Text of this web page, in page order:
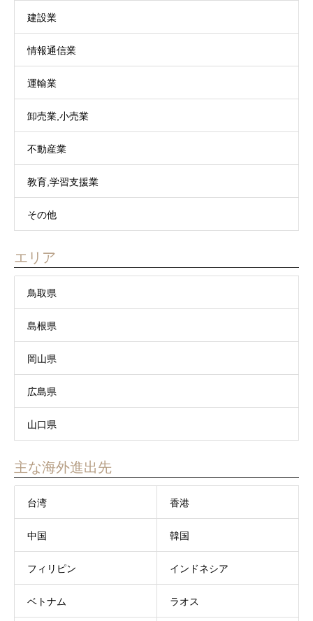
建設業
情報通信業
運輸業
卸売業,小売業
不動産業
教育,学習支援業
その他
エリア
鳥取県
島根県
岡山県
広島県
山口県
主な海外進出先
台湾 香港
中国 韓国
フィリピン インドネシア
ベトナム ラオス